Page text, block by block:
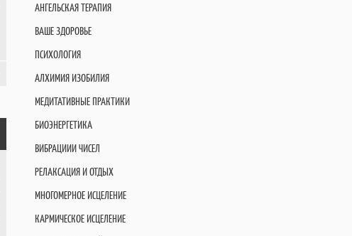
АНГЕЛЬСКАЯ ТЕРАПИЯ
ВАШЕ ЗДОРОВЬЕ
ПСИХОЛОГИЯ
АЛХИМИЯ ИЗОБИЛИЯ
МЕДИТАТИВНЫЕ ПРАКТИКИ
БИОЭНЕРГЕТИКА
ВИБРАЦИИИ ЧИСЕЛ
РЕЛАКСАЦИЯ И ОТДЫХ
МНОГОМЕРНОЕ ИСЦЕЛЕНИЕ
КАРМИЧЕСКОЕ ИСЦЕЛЕНИЕ